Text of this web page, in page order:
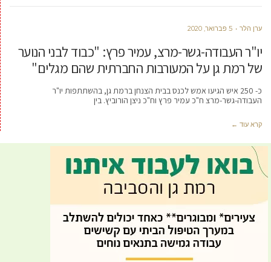
ערן הלר 5 פברואר, 2020
יו"ר העבודה-גשר-מרצ, עמיר פרץ: "כבוד לבני הנוער
של רמת גן על המעורבות החברתית שהם מגלים"
כ- 250 איש הגיעו אמש לכנס בבית הצנחן ברמת גן, בהשתתפות יו"ר
העבודה-גשר-מרצ ח"כ עמיר פרץ וח"כ ניצן הורוביץ. בין
קרא עוד ←